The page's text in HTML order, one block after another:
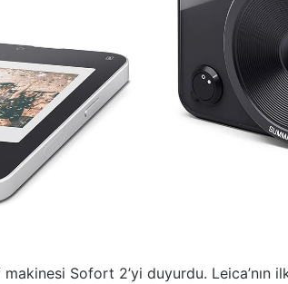
Sofort 2’yi duyurdu. Leica’nın